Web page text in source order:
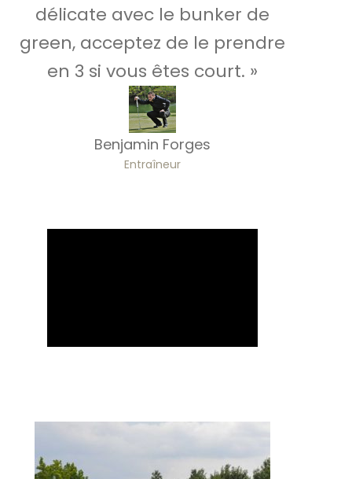
délicate avec le bunker de
green, acceptez de le prendre
en 3 si vous êtes court. »
Benjamin Forges
Entraîneur